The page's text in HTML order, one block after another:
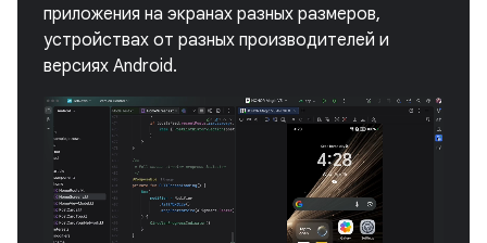
приложения на экранах разных размеров,
устройствах от разных производителей и
версиях Android.